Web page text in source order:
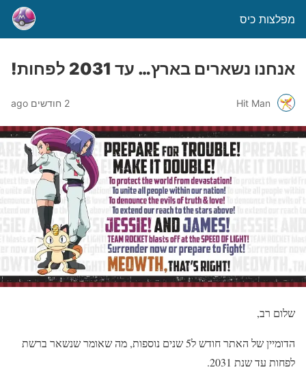
מפלצות כיס
אנחנו נשארים בארץ… עד 2031 לפחות!
Hit Man 2 חודשים ago
שלום רב,
הדומיין של האתר חודש ל5 שנים נוספות, מה שאומר שנשאר ברשת
לפחות עד שנת 2031.